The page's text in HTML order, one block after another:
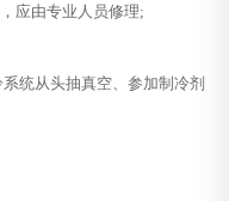
应由专业人员修理;
统从头抽真空、参加制冷剂